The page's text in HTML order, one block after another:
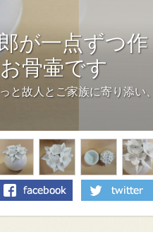
が一点ずつ作
骨壷です
と故人とご家族に寄り添い、